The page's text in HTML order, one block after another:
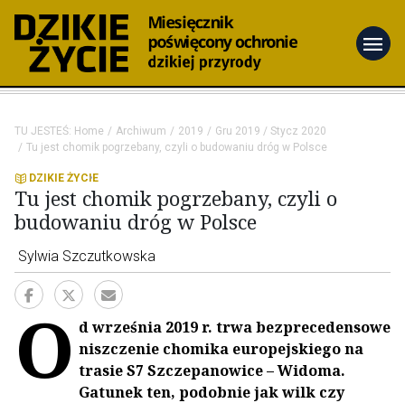
menu
TU JESTEŚ: Home Archiwum 2019
Gru 2019 / Stycz 2020
Tu jest chomik pogrzebany, czyli o budowaniu dróg w Polsce
DZIKIE ŻYCIE
Tu jest chomik pogrzebany, czyli o
budowaniu dróg w Polsce
Sylwia Szczutkowska
O d września 2019 r. trwa bezprecedensowe
niszczenie chomika europejskiego na
trasie S7 Szczepanowice – Widoma.
Gatunek ten, podobnie jak wilk czy